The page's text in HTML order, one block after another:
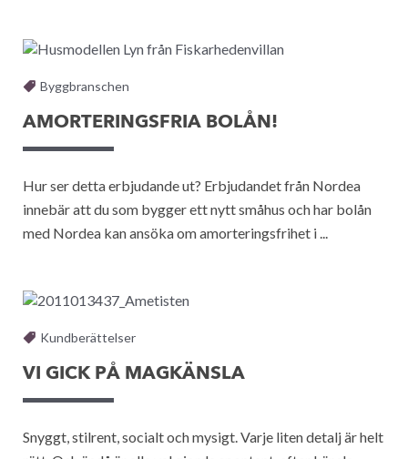
Byggbranschen
AMORTERINGSFRIA BOLÅN!
Hur ser detta erbjudande ut? Erbjudandet från Nordea
innebär att du som bygger ett nytt småhus och har bolån
med Nordea kan ansöka om amorteringsfrihet i ...
Kundberättelser
VI GICK PÅ MAGKÄNSLA
Snyggt, stilrent, socialt och mysigt. Varje liten detalj är helt